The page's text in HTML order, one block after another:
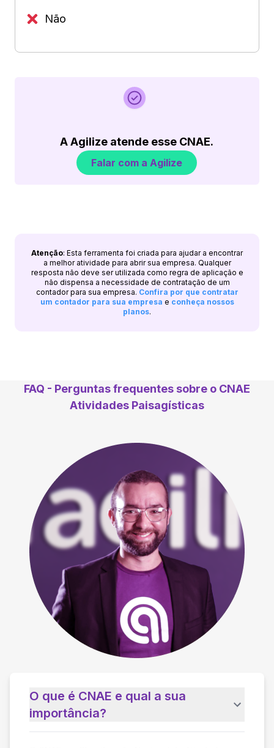
Não
A Agilize atende esse CNAE.
Falar com a Agilize
Atenção: Esta ferramenta foi criada para ajudar a encontrar
a melhor atividade para abrir sua empresa. Qualquer
resposta não deve ser utilizada como regra de aplicação e
não dispensa a necessidade de contratação de um
contador para sua empresa. Confira por que contratar
um contador para sua empresa e conheça nossos
planos.
FAQ - Perguntas frequentes sobre o CNAE
Atividades Paisagísticas
O que é CNAE e qual a sua
importância?